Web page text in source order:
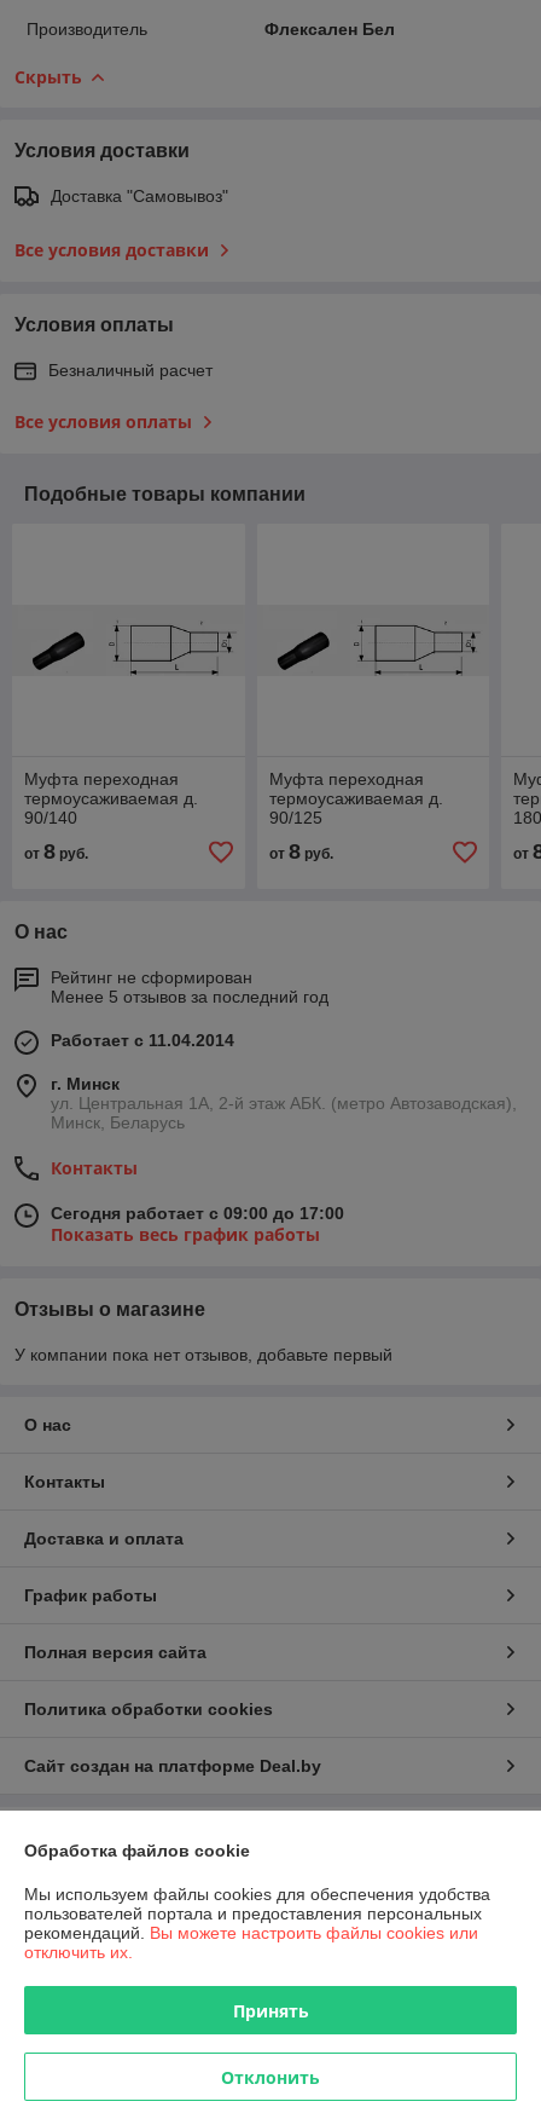
Производитель Флексален Бел
Скрыть
Условия доставки
Доставка "Самовывоз"
Все условия доставки
Условия оплаты
Безналичный расчет
Все условия оплаты
Подобные товары компании
Муфта переходная
термоусаживаемая д.
90/140
от 8 руб.
Муфта переходная
термоусаживаемая д.
90/125
от 8руб. от
О нас
Рейтинг не сформирован
Менее 5 отзывов за последний год
Работает с 11.04.2014
г. Минск
ул. Центральная 1А, 2-й этаж АБК. (метро Автозаводская),
Минск, Беларусь
Контакты
Сегодня работает с 09:00 до 17:00
Показать весь график работы
Отзывы о магазине
У компании пока нет отзывов, добавьте первый
О нас
Контакты
Доставка и оплата
График работы
Полная версия сайта
Политика обработки cookies
Сайт создан на платформе Deal.by
Информация для покупателя
предприятие "Флексален Бел"
220021, Республика Беларусь, г.Минск, ул.Центральная 1А
Регистрационный номер ЕГР: 192143001
УНП: 192143001
Регистрационный орган: Минский горисполком
Дата регистрации компании: 16.10.2013
Обработка файлов cookie
Мы используем файлы cookies для обеспечения удобства
пользователей портала и предоставления персональных
рекомендаций. Вы можете настроить файлы cookies или
отключить их.
Принять
Отклонить